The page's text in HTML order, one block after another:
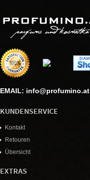
EMAIL: info@profumino.at
KUNDENSERVICE
Kontakt
Retouren
Übersicht
EXTRAS